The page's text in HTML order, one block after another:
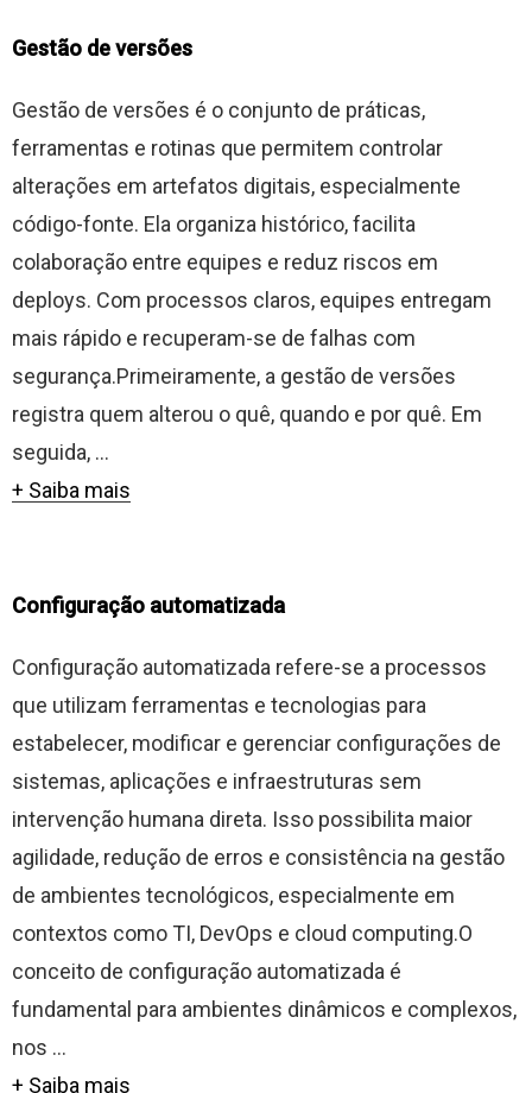
Gestão de versões
Gestão de versões é o conjunto de práticas,
ferramentas e rotinas que permitem controlar
alterações em artefatos digitais, especialmente
código-fonte. Ela organiza histórico, facilita
colaboração entre equipes e reduz riscos em
deploys. Com processos claros, equipes entregam
mais rápido e recuperam-se de falhas com
segurança.Primeiramente, a gestão de versões
registra quem alterou o quê, quando e por quê. Em
seguida, ...
+ Saiba mais
Configuração automatizada
Configuração automatizada refere-se a processos
que utilizam ferramentas e tecnologias para
estabelecer, modificar e gerenciar configurações de
sistemas, aplicações e infraestruturas sem
intervenção humana direta. Isso possibilita maior
agilidade, redução de erros e consistência na gestão
de ambientes tecnológicos, especialmente em
contextos como TI, DevOps e cloud computing.O
conceito de configuração automatizada é
fundamental para ambientes dinâmicos e complexos,
nos ...
+ Saiba mais